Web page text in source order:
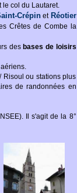
le col du Lautaret.
Crépinet Réotier
Crêtes de Combe la
des bases de loisirs
Risoul ou stations plus
de randonnées en
Il s'agit de la 8°